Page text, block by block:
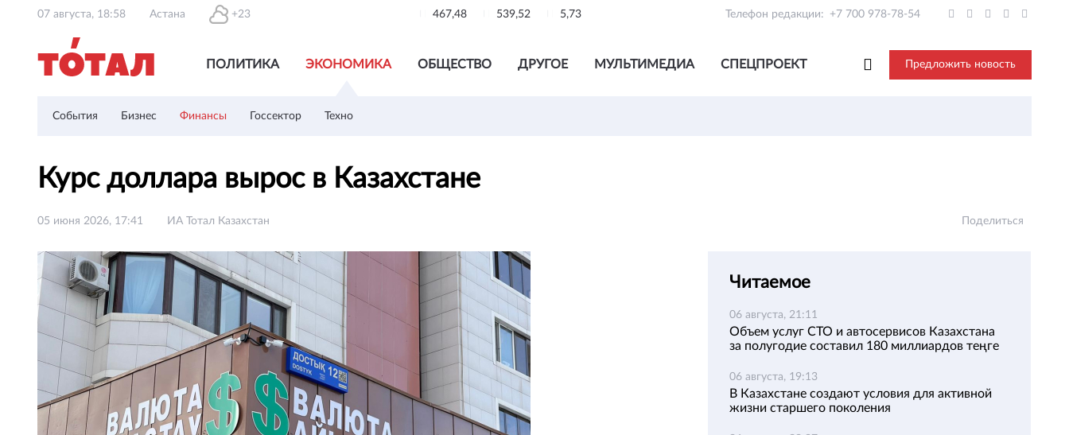
07 августа, 18:58 Астана +23 467,48 539,52 5,73 Телефон редакции: +7 700 978-78-54
ПОЛИТИКА ЭКОНОМИКА ОБЩЕСТВО ДРУГОЕ МУЛЬТИМЕДИА СПЕЦПРОЕКТ Предложить новость
События Бизнес Финансы Госсектор Техно
Курс доллара вырос в Казахстане
05 июня 2026, 17:41 ИА Тотал Казахстан Поделиться
Читаемое
06 августа, 21:11
Объем услуг СТО и автосервисов Казахстана
за полугодие составил 180 миллиардов теңге
06 августа, 19:13
В Казахстане создают условия для активной
жизни старшего поколения